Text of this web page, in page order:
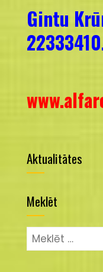
Gintu
Aktualitātes
Meklēt
Meklēt: